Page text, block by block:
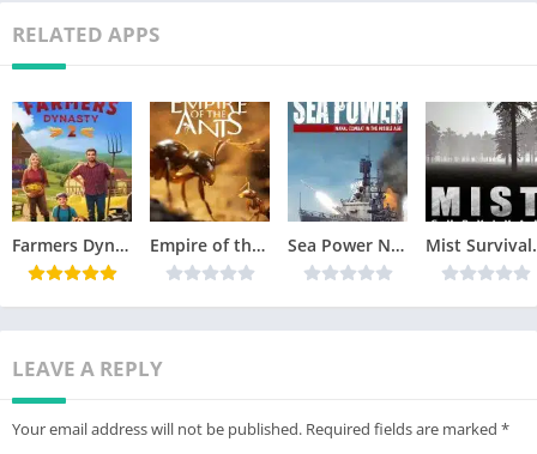
RELATED APPS
Farmers Dynasty 2 Télécharger jeu PC Empire of the Ants Télécharger jeu PC Sea Power Naval Combat in the Missile Age Télécharger jeu PC Mist
LEAVE A REPLY
Your email address will not be published. Required fields are marked *